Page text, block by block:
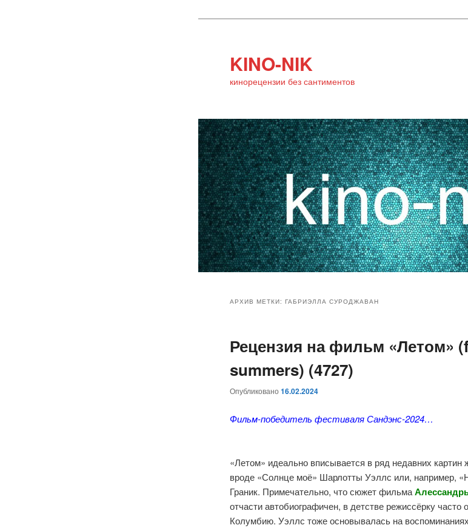
KINO-NIK
кинорецензии без сантиментов
основному
содержимому
дополнительному
содержимому
АРХИВ МЕТКИ:ГАБРИЭЛЛА СУРОДЖАВАН
Рецензия на фильм «Летом»
summers) (4727)
Опубликовано16.02.2024
Фильм-победитель фестиваля Сандэнс-2024…
«Летом» идеально вписывается в ряд недавних
вроде «Солнце моё» Шарлотты Уэллс или, например,
Граник. Примечательно, что сюжет фильма
отчасти автобиографичен, в детстве режиссёрку часто
Колумбию. Уэллс тоже основывалась на